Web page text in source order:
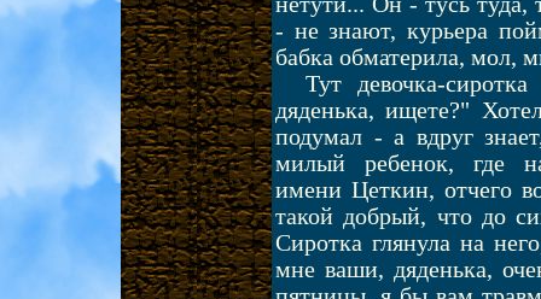
- не знают, курьера
бабка обматерила, мол,
Тут девочка-
дяденька, ищете?"
подумал - а вдруг
милый ребенок, где
имени Цеткин, отчего
такой добрый, что до
Сиротка глянула на
мне ваши, дяденька,